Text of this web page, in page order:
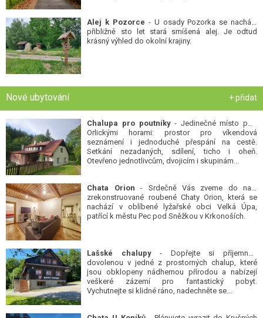
Alej k Pozorce - U osady Pozorka se nachází
přibližně sto let stará smíšená alej. Je odtud
krásný výhled do okolní krajiny.
Nové ubytování + přidat
Chalupa pro poutníky- Jedinečné místo pod
Orlickými horami: prostor pro víkendová
seznámení i jednoduché přespání na cestě.
Setkání nezadaných, sdílení, ticho i oheň.
Otevřeno jednotlivcům, dvojicím i skupinám...
Chata Orion - Srdečně Vás zveme do naší
zrekonstruované roubené Chaty Orion, která se
nachází v oblíbené lyžařské obci Velká Úpa,
patřící k městu Pec pod Sněžkou v Krkonoších.
Lašské chalupy- Dopřejte si příjemnou
dovolenou v jedné z prostorných chalup, které
jsou obklopeny nádhernou přírodou a nabízejí
veškeré zázemí pro fantastický pobyt.
Vychutnejte si klidné ráno, nadechněte se...